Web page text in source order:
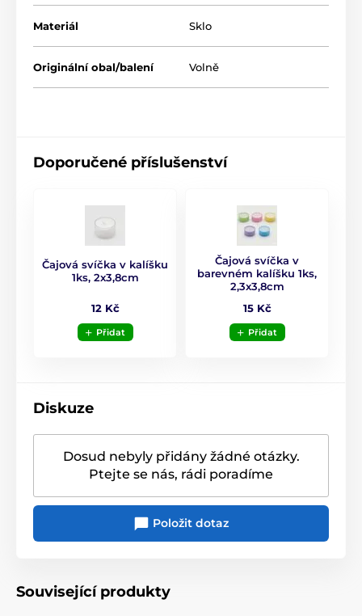
moderního interiéru.
Rozměr: 13 x 14 cm
Materiál: sklo
Materiál Sklo
Originální obal/balení Volně
Doporučené příslušenství
Čajová svíčka v kalíšku
1ks, 2x3,8cm
12 Kč
Přidat
Čajová svíčka v
barevném kalíšku 1ks,
2,3x3,8cm
15 Kč
Přidat
Diskuze
Dosud nebyly přidány žádné otázky.
Ptejte se nás, rádi poradíme
Položit dotaz
Související produkty